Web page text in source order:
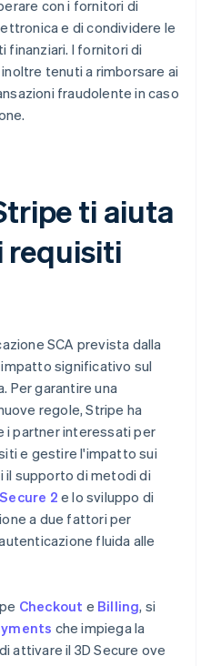
con i fornitori di
e di condividere le
finanziari. I fornitori di
tenuti a rimborsare ai
fraudolente in caso
ti aiuta
requisiti
SCA prevista dalla
significativo sul
Per garantire una
regole, Stripe ha
i partner interessati per
e gestire l'impatto sui
il supporto di metodi di
2 e lo sviluppo di
a due fattori per
fluida alle
Checkout e Billing, si
che impiega la
attivare il 3D Secure ove